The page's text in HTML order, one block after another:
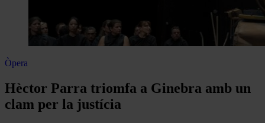
Òpera
Hèctor Parra triomfa a Ginebra amb un
clam per la justícia